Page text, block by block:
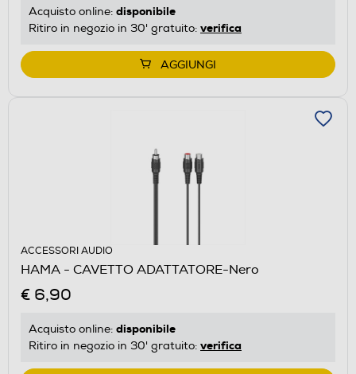
Acquisto online: disponibile
Ritiro in negozio in 30' gratuito: verifica
AGGIUNGI
ACCESSORI AUDIO
HAMA - CAVETTO ADATTATORE-Nero
€ 6,90
Acquisto online: disponibile
Ritiro in negozio in 30' gratuito: verifica